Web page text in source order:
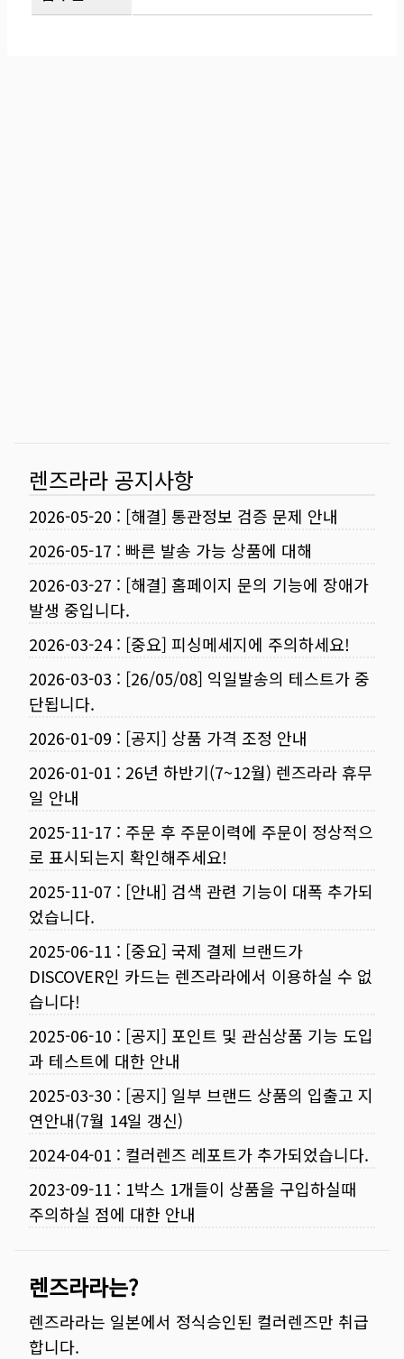
렌즈라라 공지사항
2026-05-20 : [해결] 통관정보 검증 문제 안내
2026-05-17 : 빠른 발송 가능 상품에 대해
2026-03-27 : [해결] 홈페이지 문의 기능에 장애가
발생 중입니다.
2026-03-24: [중요] 피싱메세지에 주의하세요!
2026-03-03 : [26/05/08] 익일발송의 테스트가 중
단됩니다.
2026-01-09 : [공지] 상품 가격 조정 안내
2026-01-01 : 26년 하반기(7~12월) 렌즈라라 휴무
일 안내
2025-11-17 : 주문 후 주문이력에 주문이 정상적으
로 표시되는지 확인해주세요!
2025-11-07 : [안내] 검색 관련 기능이 대폭 추가되
었습니다.
2025-06-11 : [중요] 국제 결제 브랜드가
DISCOVER인 카드는 렌즈라라에서 이용하실 수 없
습니다!
2025-06-10 : [공지] 포인트 및 관심상품 기능 도입
과 테스트에 대한 안내
2025-03-30 : [공지] 일부 브랜드 상품의 입출고 지
연안내(7월 14일 갱신)
2024-04-01 : 컬러렌즈 레포트가 추가되었습니다.
2023-09-11 : 1박스 1개들이 상품을 구입하실때
주의하실 점에 대한 안내
렌즈라라는?
렌즈라라는 일본에서 정식승인된 컬러렌즈만 취급
합니다.